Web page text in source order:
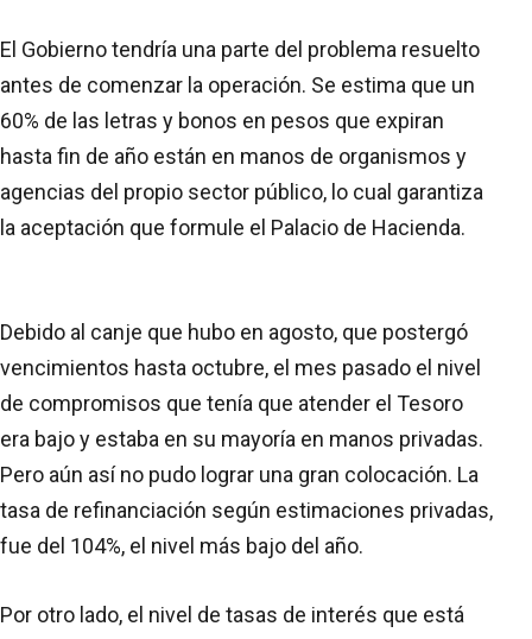
El Gobierno tendría una parte del problema resuelto
antes de comenzar la operación. Se estima que un
60% de las letras y bonos en pesos que expiran
hasta fin de año están en manos de organismos y
agencias del propio sector público, lo cual garantiza
la aceptación que formule el Palacio de Hacienda.
Debido al canje que hubo en agosto, que postergó
vencimientos hasta octubre, el mes pasado el nivel
de compromisos que tenía que atender el Tesoro
era bajo y estaba en su mayoría en manos privadas.
Pero aún así no pudo lograr una gran colocación. La
tasa de refinanciación según estimaciones privadas,
fue del 104%, el nivel más bajo del año.
Por otro lado, el nivel de tasas de interés que está